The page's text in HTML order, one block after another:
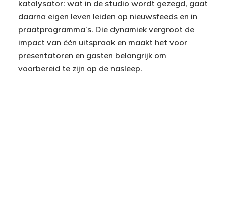
katalysator: wat in de studio wordt gezegd, gaat
daarna eigen leven leiden op nieuwsfeeds en in
praatprogramma’s. Die dynamiek vergroot de
impact van één uitspraak en maakt het voor
presentatoren en gasten belangrijk om
voorbereid te zijn op de nasleep.